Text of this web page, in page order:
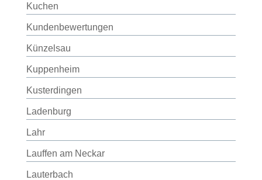
Kuchen
Kundenbewertungen
Künzelsau
Kuppenheim
Kusterdingen
Ladenburg
Lahr
Lauffen am Neckar
Lauterbach